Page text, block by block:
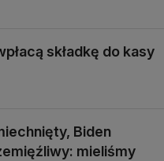
składkę do kasy
Biden
mieliśmy